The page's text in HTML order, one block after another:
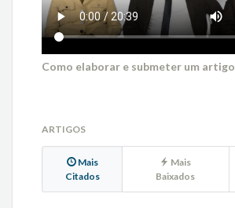
Como elaborar e submeter um
ARTIGOS
Mais
Citados
Mais
Baixados